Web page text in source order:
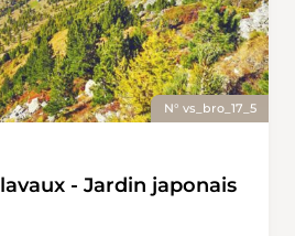
N° vs_bro_17_5
- Jardin japonais